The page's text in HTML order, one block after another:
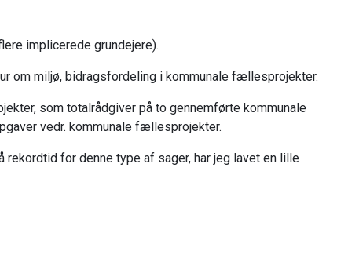
implicerede grundejere).
om miljø, bidragsfordeling i kommunale fællesprojekter.
som totalrådgiver på to gennemførte kommunale
vedr. kommunale fællesprojekter.
for denne type af sager, har jeg lavet en lille